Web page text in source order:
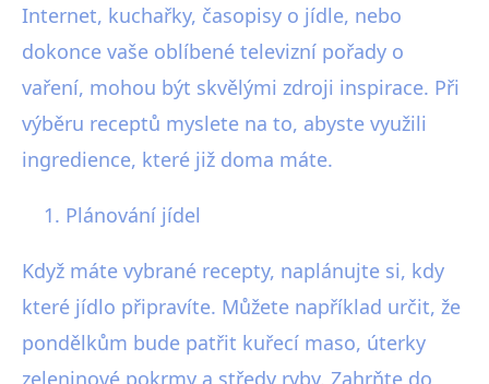
Internet, kuchařky, časopisy o jídle, nebo
dokonce vaše oblíbené televizní pořady o
vaření, mohou být skvělými zdroji inspirace. Při
výběru receptů myslete na to, abyste využili
ingredience, které již doma máte.
Plánování jídel
Když máte vybrané recepty, naplánujte si, kdy
které jídlo připravíte. Můžete například určit, že
pondělkům bude patřit kuřecí maso, úterky
zeleninové pokrmy a středy ryby. Zahrňte do